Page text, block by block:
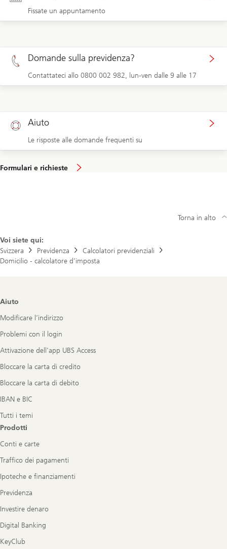
Fissate un appuntamento
Domande sulla previdenza?
Contattateci allo 0800 002 982, lun-ven dalle 9 alle 17
Aiuto
Le risposte alle domande frequenti su
Formulari e richieste
Voi siete qui:
Svizzera
Previdenza
Calcolatori previdenziali
Domicilio - calcolatore d’imposta
Torna in alto
Footer
Aiuto
Modificare l’indirizzo
Problemi con il login
Attivazione dell'app UBS Access
Bloccare la carta di credito
Bloccare la carta di debito
IBAN e BIC
Tutti i temi
Prodotti
Conti e carte
Traffico dei pagamenti
Ipoteche e finanziamenti
Previdenza
Investire denaro
Digital Banking
KeyClub